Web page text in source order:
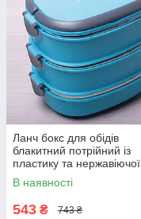
Ланч бокс для обідів
блакитний потрійний із
пластику та нержавіючої
сталі 2700мл Kamille KM-
2110
В наявності
543 ₴ 743 ₴